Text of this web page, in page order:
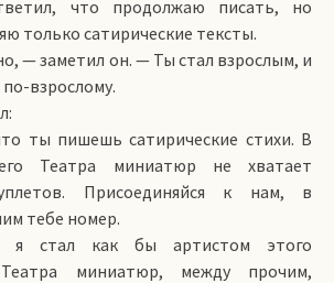
что продолжаю писать, но
только сатирические тексты.
— заметил он. — Ты стал взрослым, и
взрослому.
ты пишешь сатирические стихи. В
Театра миниатюр не хватает
Присоединяйся к нам, в
тебе номер.
я стал как бы артистом этого
Театра миниатюр, между прочим,